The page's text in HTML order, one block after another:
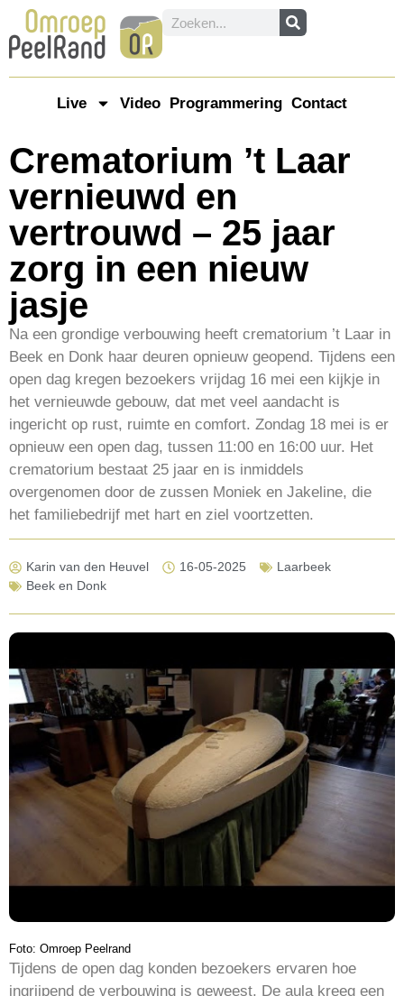
Live Video Programmering Contact
Crematorium ’t Laar
vernieuwd en
vertrouwd – 25 jaar
zorg in een nieuw
jasje
Na een grondige verbouwing heeft crematorium ’t Laar in
Beek en Donk haar deuren opnieuw geopend. Tijdens een
open dag kregen bezoekers vrijdag 16 mei een kijkje in
het vernieuwde gebouw, dat met veel aandacht is
ingericht op rust, ruimte en comfort. Zondag 18 mei is er
opnieuw een open dag, tussen 11:00 en 16:00 uur. Het
crematorium bestaat 25 jaar en is inmiddels
overgenomen door de zussen Moniek en Jakeline, die
het familiebedrijf met hart en ziel voortzetten.
Karin van den Heuvel 16-05-2025
Laarbeek
Beek en Donk
Foto: Omroep Peelrand
Tijdens de open dag konden bezoekers ervaren hoe
ingrijpend de verbouwing is geweest. De aula kreeg een